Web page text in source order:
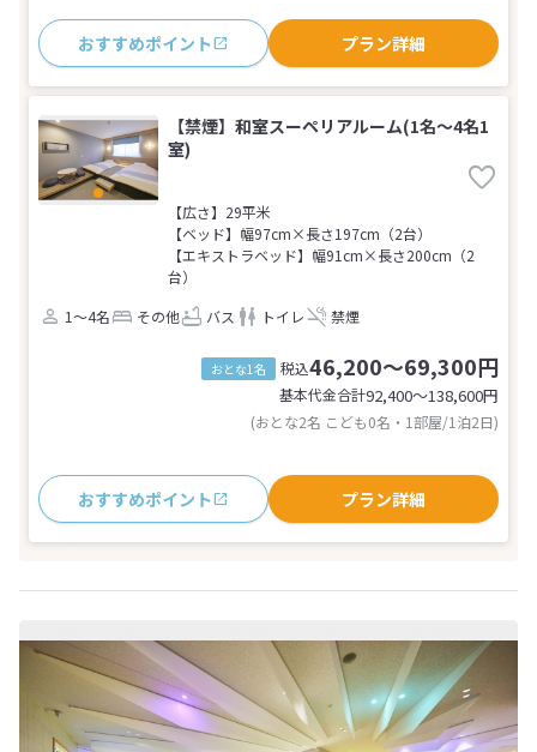
おすすめポイント プラン詳細
【禁煙】和室スーペリアルーム(1名～4名1
室)
【広さ】29平米
【ベッド】幅97cm×長さ197cm（2台）
【エキストラベッド】幅91cm×長さ200cm（2
台）
1～4名
その他 バス トイレ 禁煙
おとな1名 税込46,200～69,300円
基本代金合計92,400〜138,600円
(おとな2名 こども0名・1部屋/1泊2日)
おすすめポイント プラン詳細